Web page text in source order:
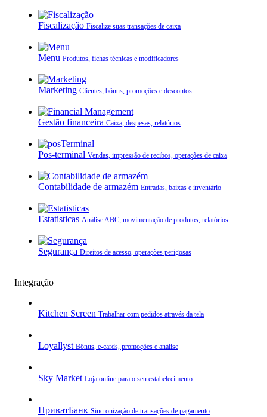
Fiscalização Fiscalize suas transações de caixa
Menu Produtos, fichas técnicas e modificadores
Marketing Clientes, bônus, promoções e descontos
Gestão financeira Caixa, despesas, relatórios
Pos-terminal Vendas, impressão de recibos, operações de caixa
Contabilidade de armazém Entradas, baixas e inventário
Estatisticas Análise ABC, movimentação de produtos, relatórios
Segurança Direitos de acesso, operações perigosas
Integração
Kitchen Screen Trabalhar com pedidos através da tela
Loyallyst Bônus, e‑cards, promoções e análise
Sky Market Loja online para o seu estabelecimento
ПриватБанк Sincronização de transações de pagamento